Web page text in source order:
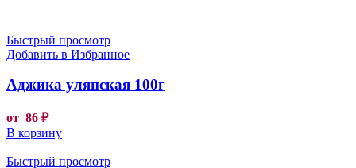
Быстрый просмотр
Добавить в Избранное
Аджика уляпская 100г
от 86 ₽
В корзину
Быстрый просмотр